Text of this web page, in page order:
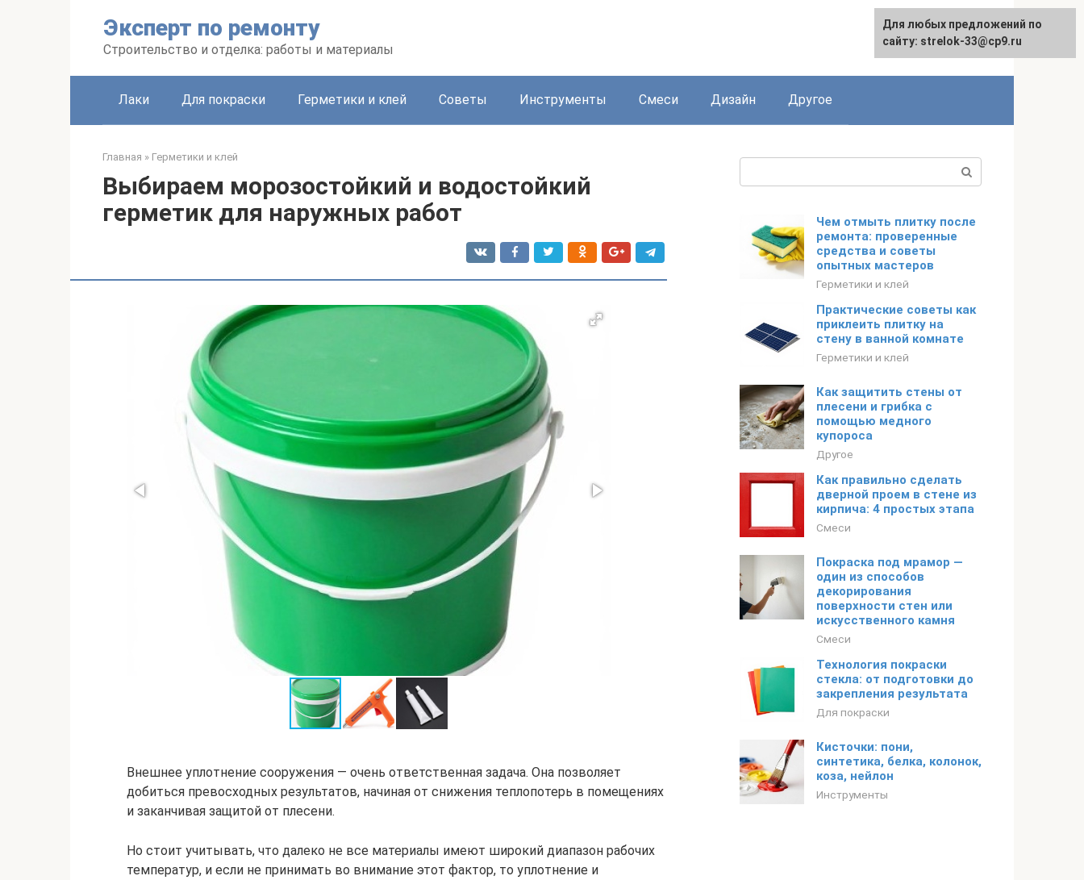
Эксперт по ремонту
Строительство и отделка: работы и материалы
Лаки Для покраски Герметики и клей Советы Инструменты Смеси Дизайн Другое
Главная » Герметики и клей
Выбираем морозостойкий и водостойкий
герметик для наружных работ
Внешнее уплотнение сооружения — очень ответственная задача. Она позволяет
добиться превосходных результатов, начиная от снижения теплопотерь в помещениях
и заканчивая защитой от плесени.
Но стоит учитывать, что далеко не все материалы имеют широкий диапазон рабочих
температур, и если не принимать во внимание этот фактор, то уплотнение и
Чем отмыть плитку после
ремонта: проверенные
средства и советы
опытных мастеров
Герметики и клей
Практические советы как
приклеить плитку на
стену в ванной комнате
Герметики и клей
Как защитить стены от
плесени и грибка с
помощью медного
купороса
Другое
Как правильно сделать
дверной проем в стене из
кирпича: 4 простых этапа
Смеси
Покраска под мрамор —
один из способов
декорирования
поверхности стен или
искусственного камня
Смеси
Технология покраски
стекла: от подготовки до
закрепления результата
Для покраски
Кисточки: пони,
синтетика, белка, колонок,
коза, нейлон
Инструменты
Для любых предложений по
сайту: strelok-33@cp9.ru
Для любых предложений по
сайту: strelok-33@cp9.ru